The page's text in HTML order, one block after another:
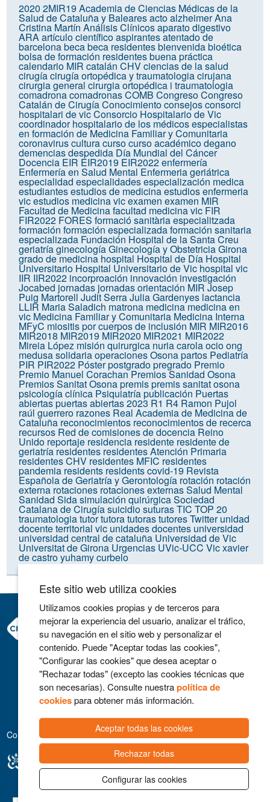
2020 2MIR19 Academia de Ciencias Médicas de la
Salud de Cataluña y BalearesactoalzheimerAna
Cristina Martín Análisis Clínicosaparato digestivo
ARA artículo científicoaspirantesatentado de
barcelonabecabeca residentesbienvenidabioética
bolsa de formación residentesbuena práctica
calendario MIR catalán CHVciencias de la salud
cirugíacirugía ortopédica y traumatologiacirujana
cirurgia general cirurgia ortopédica i traumatologia
comadronacomadronasCOMB CongresoCongreso
Catalán de CirugíaConocimientoconsejosconsorci
hospitalari de vicConsorcio Hospitalario de Vic
coordinador hospitalario de los médicos especialistas
en formación de Medicina Familiar y Comunitaria
coronavirusculturacursocurso académicodegano
demenciasdespedida Día Mundial del Cáncer
Docencia EIR EIR2019 EIR2022enfermería
Enfermería en Salud Mental Enfermeria geriátrica
especialidad especialidadesespecialización medica
estudiantesestudios de medicinaestudios enfermeria
vicestudios medicina vicexamen examen MIR
Facultad de Medicinafacultad medicina vic FIR
FIR2022 FORES formació sanitària especialitzada
formación formación especializadaformación sanitaria
especializada Fundación Hospital de la Santa Creu
geriatríaginecologíaGinecología y ObstetriciaGirona
grado de medicina hospital Hospital de Día Hospital
Universitario Hospital Universitario de Vic hospital vic
IIR IIR2022 incorproación innovación investigación
Jocabed jornadas jornadas orientación MIR Josep
Puig Martorell Judit SerraJulia Gardenyes lactancia
LLIR Maria Saladich matrona medicina medicina en
vic Medicina Familiar y Comunitaria Medicina Interna
MFyC miositis por cuerpos de inclusión MIR MIR2016
MIR2018 MIR2019 MIR2020 MIR2021 MIR2022
Mireia López misión quirurgica nuria carolaocioong
medusa solidariaoperacionesOsonapartos Pediatría
PIR PIR2022 Pósterpostgradopregrado Premio
Premio Manuel Corachan Premios Sanidad Osona
Premios Sanitat Osonapremispremis sanitat osona
psicología clínica Psiquiatríapublicación Puertas
abiertaspuertas abiertas 2023 R1 R4 Ramon Pujol
raúl guerrero razones Real Academia de Medicina de
Cataluña reconocimientos reconocimientos de recerca
recursos Red de comisiones de docencia Reino
Unido reportaje residencia residente residente de
geriatríaresidentes residentes Atención Primaria
residentes CHV residentes MFIC residentes
pandemia residents residents covid-19 Revista
Española de Geriatría y Gerontología rotación rotación
externa rotaciones rotaciones externasSalud Mental
Sanidad Sidasimulación quirúrgicaSociedad
Catalana de CirugíasuicidiosuturasTIC TOP 20
traumatologiatutortutoratutorastutoresTwitter unidad
docente territorial vic unidades docentes universidad
universidad central de cataluña Universidad de Vic
Universitat de Girona Urgencias UVic-UCC Vicxavier
de castroyuhamy curbelo
Consorci Hospitalari de Vic
Carrer Francesc Pla 'El Vigatà', 1
08500 Vic
Telefono 93 702 77 16
Contacto
Aviso legal
Colaboradores
Este sitio web utiliza cookies
Utilizamos cookies propias y de terceros para
mejorar la experiencia del usuario, analizar el tráfico,
su navegación en el sitio web y personalizar el
contenido. Puede "Aceptar todas las cookies",
"Configurar las cookies" que desea aceptar o
"Rechazar todas" (excepto las cookies técnicas que
son necesarias). Consulte nuestrapolítica de
cookiespara obtener más información.
Aceptar todas las cookies
Rechazar todas
Configurar las cookies